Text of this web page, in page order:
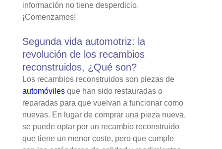
información no tiene desperdicio.
¡Comenzamos!
Segunda vida automotriz: la
revolución de los recambios
reconstruidos, ¿Qué son?
Los recambios reconstruidos son piezas de
automóviles que han sido restauradas o
reparadas para que vuelvan a funcionar como
nuevas. En lugar de comprar una pieza nueva,
se puede optar por un recambio reconstruido
que tiene un menor coste, pero que cumple